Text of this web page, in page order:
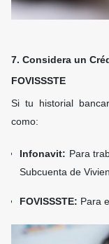
7. Considera un
FOVISSSTE
Si tu historial
como:
Infonavit: Para
Subcuenta de
FOVISSSTE: Para